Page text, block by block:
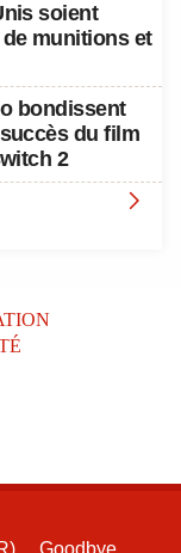
soient
munitions et
bondissent
du film
2

Goodbye